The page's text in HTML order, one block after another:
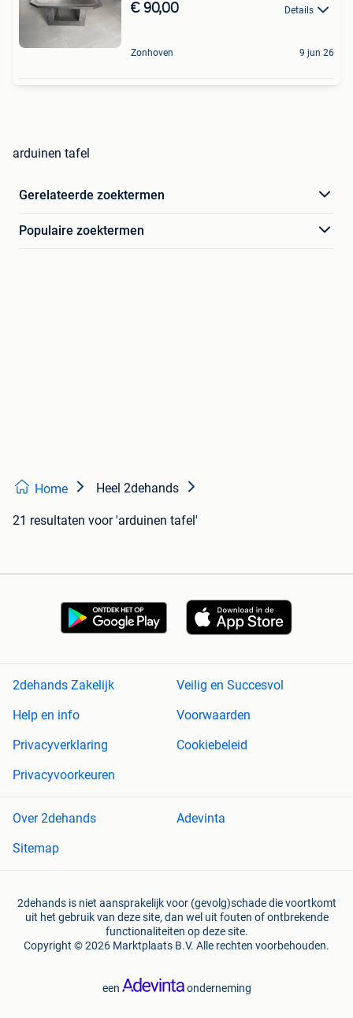
€ 90,00 Details
Zonhoven 9 jun 26
arduinen tafel
Gerelateerde zoektermen
Populaire zoektermen
Home Heel 2dehands
21 resultaten voor 'arduinen tafel'
2dehands Zakelijk
Veilig en Succesvol
Help en info
Voorwaarden
Privacyverklaring
Cookiebeleid
Privacyvoorkeuren
Over 2dehands
Adevinta
Sitemap
2dehands is niet aansprakelijk voor (gevolg)schade die voortkomt
uit het gebruik van deze site, dan wel uit fouten of ontbrekende
functionaliteiten op deze site.
Copyright © 2026 Marktplaats B.V. Alle rechten voorbehouden.
een onderneming